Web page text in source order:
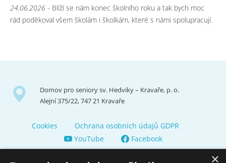
24.06.2026 - Blíží se nám konec školního roku a tak bych moc
rád poděkoval všem školám i školkám, které s námi spolupracují.
Domov pro seniory sv. Hedviky – Kravaře, p. o.
Alejní 375/22, 747 21 Kravaře
Cookies
Ochrana osobních údajů GDPR
YouTube
Facebook
×